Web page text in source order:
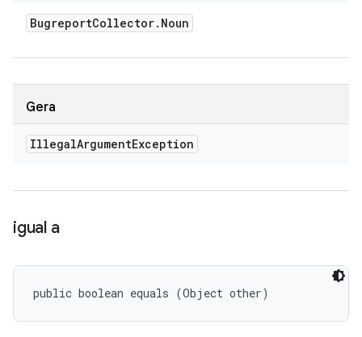
BugreportCollector. Noun
Gera
IllegalArgumentException
igual a
public boolean equals (Object other)